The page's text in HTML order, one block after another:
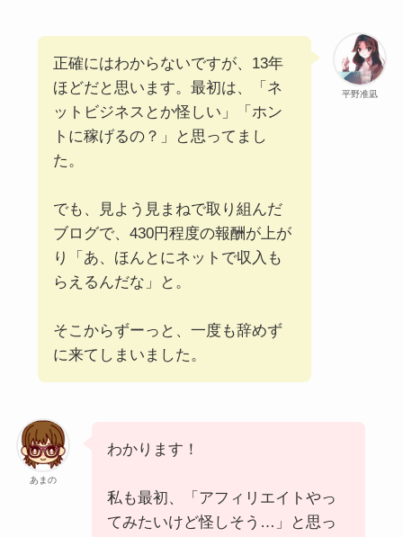
平野准凪
正確にはわからないですが、13年
ほどだと思います。最初は、「ネ
ットビジネスとか怪しい」「ホン
トに稼げるの？」と思ってまし
た。
でも、見よう見まねで取り組んだ
ブログで、430円程度の報酬が上が
り「あ、ほんとにネットで収入も
らえるんだな」と。
そこからずーっと、一度も辞めず
に来てしまいました。
あまの
わかります！
私も最初、「アフィリエイトやっ
てみたいけど怪しそう…」と思っ